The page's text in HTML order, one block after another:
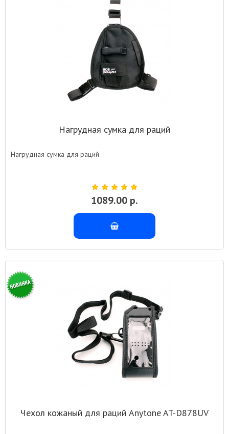
Нагрудная сумка для раций
Нагрудная сумка для раций
1089.00 р.
Чехол кожаный для раций Anytone AT-D878UV